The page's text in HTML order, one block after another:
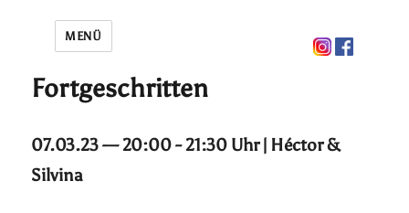
MENÜ
Fortgeschritten
07.03.23 — 20:00 - 21:30 Uhr | Héctor &
Silvina